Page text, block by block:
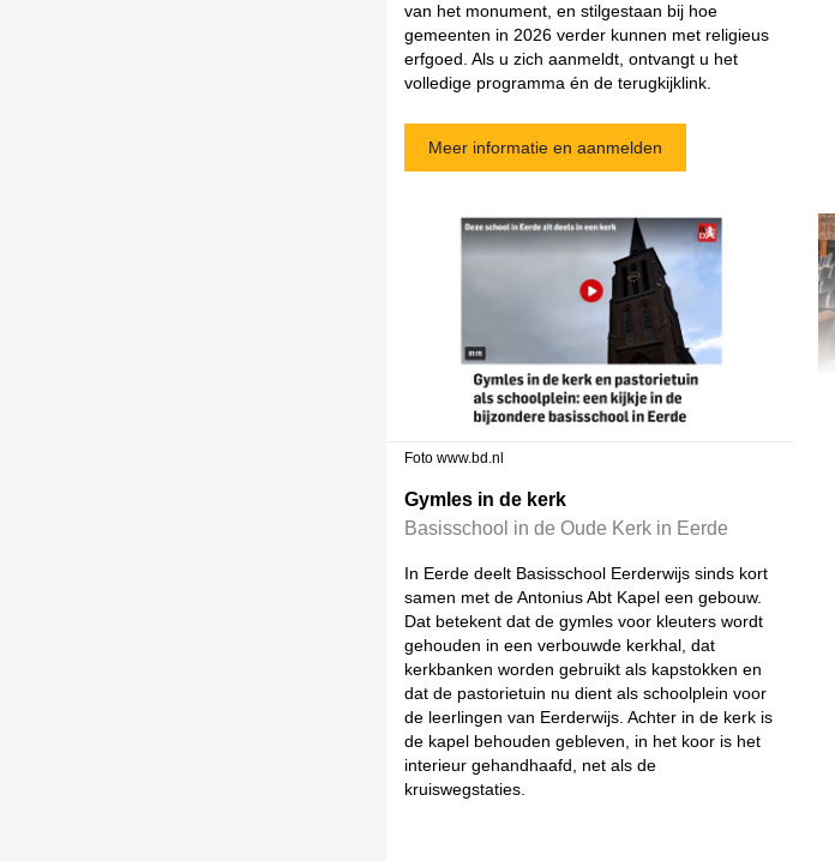
van het monument, en stilgestaan bij hoe
gemeenten in 2026 verder kunnen met religieus
erfgoed. Als u zich aanmeldt, ontvangt u het
volledige programma én de terugkijklink.
Meer informatie en aanmelden
Foto www.bd.nl
Gymles in de kerk
Basisschool in de Oude Kerk in Eerde
In Eerde deelt Basisschool Eerderwijs sinds kort
samen met de Antonius Abt Kapel een gebouw.
Dat betekent dat de gymles voor kleuters wordt
gehouden in een verbouwde kerkhal, dat
kerkbanken worden gebruikt als kapstokken en
dat de pastorietuin nu dient als schoolplein voor
de leerlingen van Eerderwijs. Achter in de kerk is
de kapel behouden gebleven, in het koor is het
interieur gehandhaafd, net als de
kruiswegstaties.